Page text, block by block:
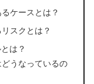
ケースとは？
スクとは？
は？
うなっているの